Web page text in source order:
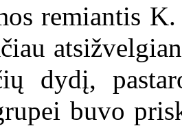
remiantis
dydį,
buvo